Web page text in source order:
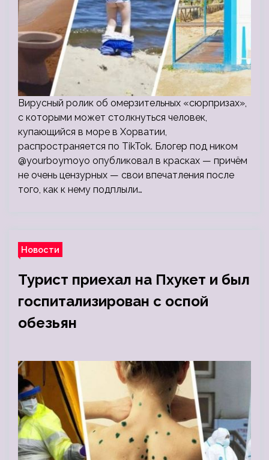
Вирусный ролик об омерзительных «сюрпризах»,
с которыми может столкнуться человек,
купающийся в море в Хорватии,
распространяется по TikTok. Блогер под ником
@yourboymoyo опубликовал в красках — причём
не очень цензурных — свои впечатления после
того, как к нему подплыли…
Новости
Турист приехал на Пхукет и был
госпитализирован с оспой
обезьян